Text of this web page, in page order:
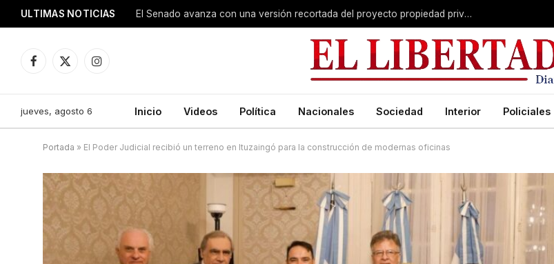
ULTIMAS NOTICIAS El Senado avanza con una versión recortada del proyecto propiedad privada: desalojo exprés, plazos y menos capítulos
Facebook
X
Instagram
jueves, agosto 6 Inicio Videos Política Nacionales Sociedad Interior Policiales
Portada » El Poder Judicial recibió un terreno en Ituzaingó para la construcción de modernas oficinas